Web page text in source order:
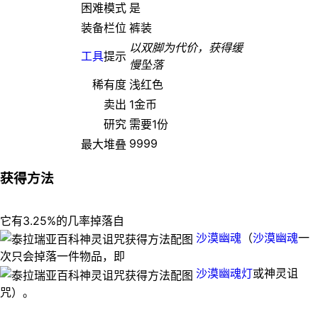
困难模式 是
装备栏位 裤装
工具提示
以双脚为代价，获得缓
慢坠落
稀有度 浅红色
卖出 1金币
研究 需要1份
最大堆叠 9999
获得方法
它有3.25%的几率掉落自
沙漠幽魂 （沙漠幽魂一
次只会掉落一件物品，即
沙漠幽魂灯或神灵诅
咒）。